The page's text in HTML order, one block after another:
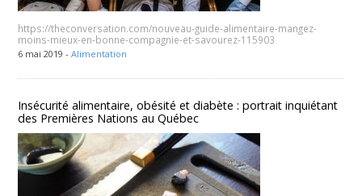
https://theconversation.com/nouveau-guide-alimentaire-mangez-
moins-mieux-en-bonne-compagnie-et-savourez-115903
6 mai 2019 -Alimentation
Insécurité alimentaire, obésité et diabète : portrait inquiétant
des Premières Nations au Québec